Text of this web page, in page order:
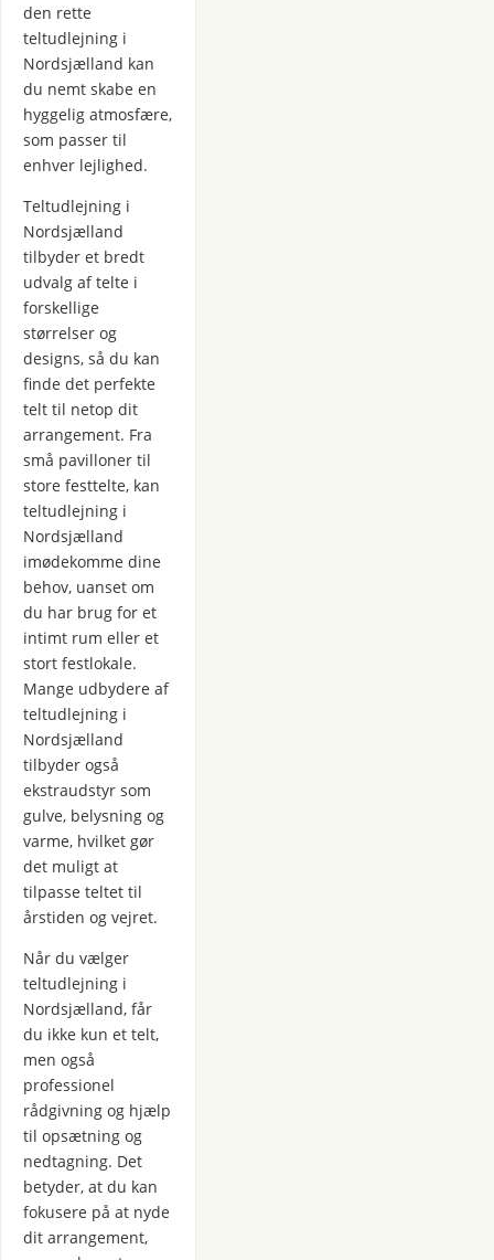
den rette
teltudlejning i
Nordsjælland kan
du nemt skabe en
hyggelig atmosfære,
som passer til
enhver lejlighed.
Teltudlejning i
Nordsjælland
tilbyder et bredt
udvalg af telte i
forskellige
størrelser og
designs, så du kan
finde det perfekte
telt til netop dit
arrangement. Fra
små pavilloner til
store festtelte, kan
teltudlejning i
Nordsjælland
imødekomme dine
behov, uanset om
du har brug for et
intimt rum eller et
stort festlokale.
Mange udbydere af
teltudlejning i
Nordsjælland
tilbyder også
ekstraudstyr som
gulve, belysning og
varme, hvilket gør
det muligt at
tilpasse teltet til
årstiden og vejret.
Når du vælger
teltudlejning i
Nordsjælland, får
du ikke kun et telt,
men også
professionel
rådgivning og hjælp
til opsætning og
nedtagning. Det
betyder, at du kan
fokusere på at nyde
dit arrangement,